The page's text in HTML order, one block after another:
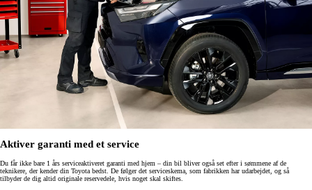
Aktiver garanti med et service
Du får ikke bare 1 års serviceaktiveret garanti med hjem – din bil bliver også set efter i sømmene af de
teknikere, der kender din Toyota bedst. De følger det serviceskema, som fabrikken har udarbejdet, og så
tilbyder de dig altid originale reservedele, hvis noget skal skiftes.